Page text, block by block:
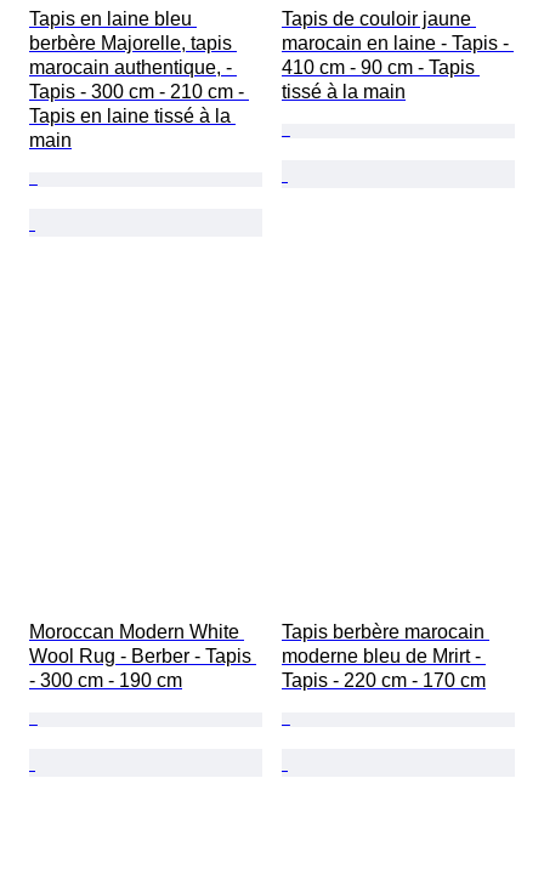
Tapis en laine bleu
berbère Majorelle, tapis
marocain authentique, -
Tapis - 300 cm - 210 cm -
Tapis en laine tissé à la
main
Tapis de couloir jaune
marocain en laine - Tapis -
410 cm - 90 cm - Tapis
tissé à la main
Moroccan Modern White
Wool Rug - Berber - Tapis
- 300 cm - 190 cm
Tapis berbère marocain
moderne bleu de Mrirt -
Tapis - 220 cm - 170 cm